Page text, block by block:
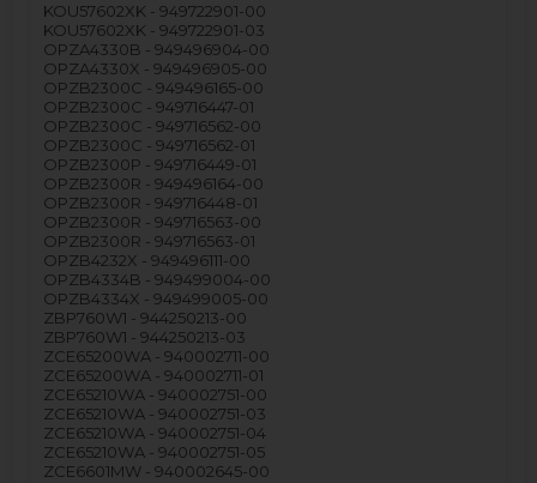
KOU57602XK - 949722901-00
KOU57602XK - 949722901-03
OPZA4330B - 949496904-00
OPZA4330X - 949496905-00
OPZB2300C - 949496165-00
OPZB2300C - 949716447-01
OPZB2300C - 949716562-00
OPZB2300C - 949716562-01
OPZB2300P - 949716449-01
OPZB2300R - 949496164-00
OPZB2300R - 949716448-01
OPZB2300R - 949716563-00
OPZB2300R - 949716563-01
OPZB4232X - 949496111-00
OPZB4334B - 949499004-00
OPZB4334X - 949499005-00
ZBP760W1 - 944250213-00
ZBP760W1 - 944250213-03
ZCE65200WA - 940002711-00
ZCE65200WA - 940002711-01
ZCE65210WA - 940002751-00
ZCE65210WA - 940002751-03
ZCE65210WA - 940002751-04
ZCE65210WA - 940002751-05
ZCE6601MW - 940002645-00